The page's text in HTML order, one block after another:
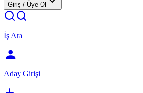
Giriş / Üye Ol
İş Ara
Aday Girişi